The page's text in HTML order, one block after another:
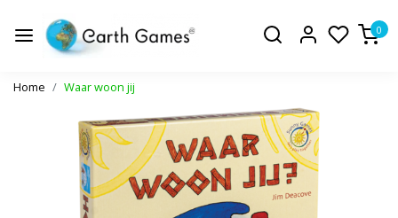
0
Home Waar woon jij